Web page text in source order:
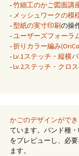
-竹細工のかご図面講
- メッシュワークの模
-型紙の実寸印刷の操
-ユーザーズフォーラ
-折りカラー編み
-Lv.1ステッチ・縦横
-Lv.2ステッチ・クロ
かごのデザインがで
ています。バンド種
をプレビューし、必
ます。